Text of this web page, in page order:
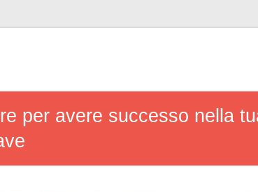
per avere successo nella